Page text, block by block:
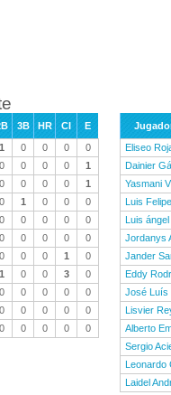
3B HR CI
E
1 0 0 0
0
0 0 0 0
1
0 0 0 0
1
0 1 0 0
0
0 0 0 0
0
0 0 0 0
0
0 0 0 1
0
1 0 0 3
0
0 0 0 0
0
0 0 0 0
0
0 0 0 0 0
Eliseo
Dainier
Yasmani
Luis
Luis
Jordanys
Jander
Eddy
José Luís
Lisvier
Alberto
Sergio
Leonardo
Laidel